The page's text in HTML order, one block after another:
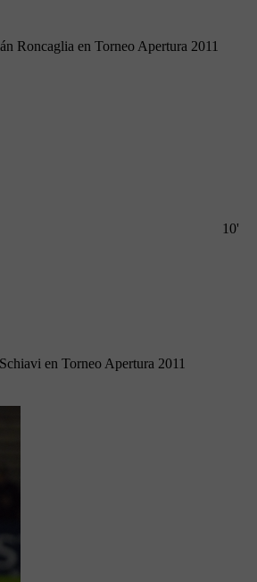
Roncaglia en Torneo Apertura 2011
en Torneo Apertura 2011
10'